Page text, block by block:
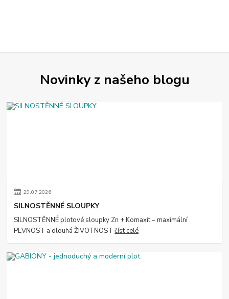
Novinky z našeho blogu
29.07.2026
SILNOSTĚNNÉ SLOUPKY
SILNOSTĚNNÉ plotové sloupky Zn + Komaxit – maximální
PEVNOST a dlouhá ŽIVOTNOSTčíst celé